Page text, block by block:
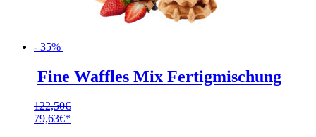
- 35%
Fine Waffles Mix Fertigmischung
122,50€
Ursprünglicher
79,63€